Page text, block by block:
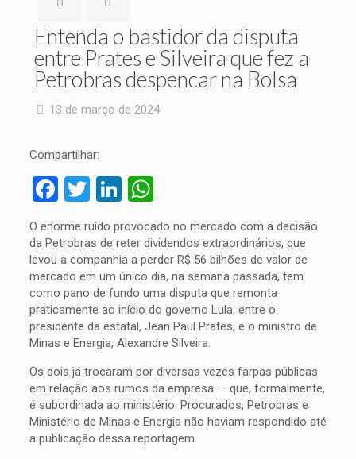
Entenda o bastidor da disputa
entre Prates e Silveira que fez a
Petrobras despencar na Bolsa
13 de março de 2024
Compartilhar:
Facebook
TwitterLinkedIn
WhatsApp
O enorme ruído provocado no mercado com a decisão
da Petrobras de reter dividendos extraordinários, que
levou a companhia a perder R$ 56 bilhões de valor de
mercado em um único dia, na semana passada, tem
como pano de fundo uma disputa que remonta
praticamente ao início do governo Lula, entre o
presidente da estatal, Jean Paul Prates, e o ministro de
Minas e Energia, Alexandre Silveira.
Os dois já trocaram por diversas vezes farpas públicas
em relação aos rumos da empresa — que, formalmente,
é subordinada ao ministério. Procurados, Petrobras e
Ministério de Minas e Energia não haviam respondido até
a publicação dessa reportagem.